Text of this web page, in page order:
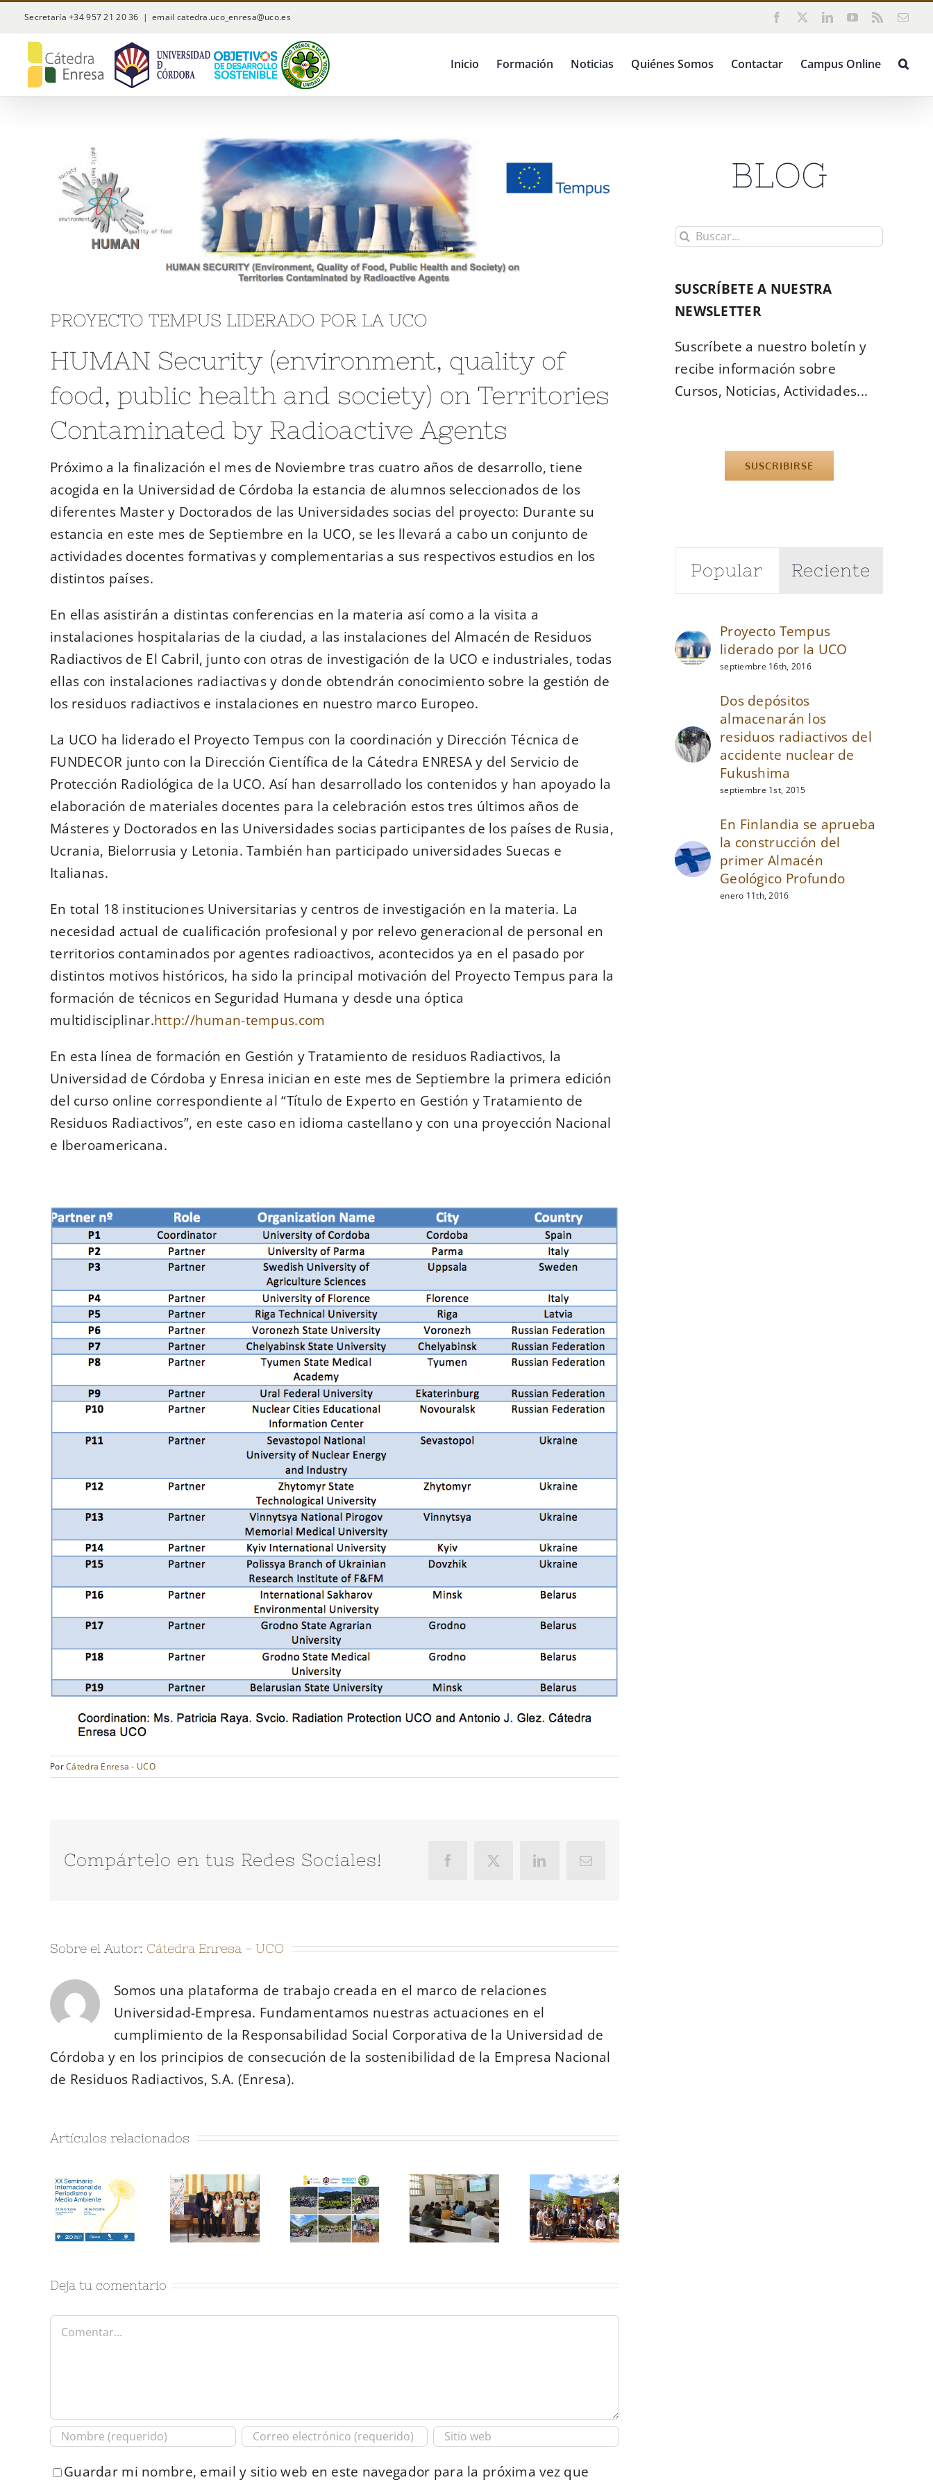
Saltar
al
contenido
Secretaría +34 957 21 20 36 | email catedra.uco_enresa@uco.es Facebook LinkedInYouTube
Rss
Inicio Formación Noticias Quiénes Somos Contactar Campus Online
imagen
más
grande
PROYECTO TEMPUS LIDERADO POR LA UCO
HUMAN Security (environment, quality of
food, public health and society) on Territories
Contaminated by Radioactive Agents
Próximo a la finalización el mes de Noviembre tras cuatro años de desarrollo, tiene
acogida en la Universidad de Córdoba la estancia de alumnos seleccionados de los
diferentes Master y Doctorados de las Universidades socias del proyecto: Durante su
estancia en este mes de Septiembre en la UCO, se les llevará a cabo un conjunto de
actividades docentes formativas y complementarias a sus respectivos estudios en los
distintos países.
En ellas asistirán a distintas conferencias en la materia así como a la visita a
instalaciones hospitalarias de la ciudad, a las instalaciones del Almacén de Residuos
Radiactivos de El Cabril, junto con otras de investigación de la UCO e industriales, todas
ellas con instalaciones radiactivas y donde obtendrán conocimiento sobre la gestión de
los residuos radiactivos e instalaciones en nuestro marco Europeo.
La UCO ha liderado el Proyecto Tempus con la coordinación y Dirección Técnica de
FUNDECOR junto con la Dirección Científica de la Cátedra ENRESA y del Servicio de
Protección Radiológica de la UCO. Así han desarrollado los contenidos y han apoyado la
elaboración de materiales docentes para la celebración estos tres últimos años de
Másteres y Doctorados en las Universidades socias participantes de los países de Rusia,
Ucrania, Bielorrusia y Letonia. También han participado universidades Suecas e
Italianas.
En total 18 instituciones Universitarias y centros de investigación en la materia. La
necesidad actual de cualificación profesional y por relevo generacional de personal en
territorios contaminados por agentes radioactivos, acontecidos ya en el pasado por
distintos motivos históricos, ha sido la principal motivación del Proyecto Tempus para la
formación de técnicos en Seguridad Humana y desde una óptica
multidisciplinar.http://human-tempus.com
En esta línea de formación en Gestión y Tratamiento de residuos Radiactivos, la
Universidad de Córdoba y Enresa inician en este mes de Septiembre la primera edición
del curso online correspondiente al “Título de Experto en Gestión y Tratamiento de
Residuos Radiactivos”, en este caso en idioma castellano y con una proyección Nacional
e Iberoamericana.
PorCátedra Enresa - UCO
Compártelo en tus Redes Sociales! FacebookX LinkedInCorreo
Sobre el Autor: Cátedra Enresa - UCO
Somos una plataforma de trabajo creada en el marco de relaciones
Universidad-Empresa. Fundamentamos nuestras actuaciones en el
cumplimiento de la Responsabilidad Social Corporativa de la Universidad de
Córdoba y en los principios de consecución de la sostenibilidad de la Empresa Nacional
de Residuos Radiactivos, S.A. (Enresa).
Artículos relacionados
Deja tu comentario
Comentar
Guardar mi nombre, email y sitio web en este navegador para la próxima vez que
BLOG
Buscar:
SUSCRÍBETE A NUESTRA
NEWSLETTER
Suscríbete a nuestro boletín y
recibe información sobre
Cursos, Noticias, Actividades...
SUSCRIBIRSE
Popular Reciente
Proyecto Tempus
liderado por la UCO
septiembre 16th, 2016
Dos depósitos
almacenarán los
residuos radiactivos del
accidente nuclear de
Fukushima
septiembre 1st, 2015
En Finlandia se aprueba
la construcción del
primer Almacén
Geológico Profundo
enero 11th, 2016